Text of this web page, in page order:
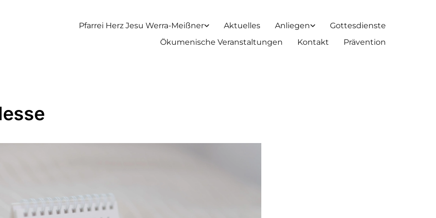
Pfarrei Herz Jesu Werra-Meißner Aktuelles Anliegen
Gottesdienste
Ökumenische Veranstaltungen
Kontakt Prävention